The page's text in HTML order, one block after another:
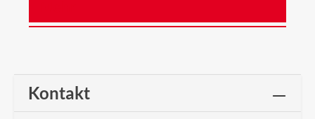
Kontakt